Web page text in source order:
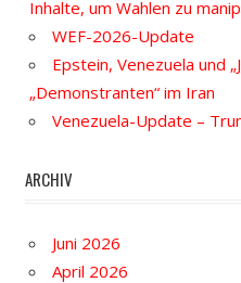
Inhalte, um Wahlen zu
WEF-2026-Update
Epstein, Venezuela und
„Demonstranten“ im Iran
Venezuela-Update –
ARCHIV
Juni 2026
April 2026